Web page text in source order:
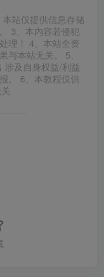
站仅提供信息存储
3、本内容若侵犯
理！ 4、本站全资
与本站无关。 5、
涉及自身权益/利益
。 6、本教程仅供